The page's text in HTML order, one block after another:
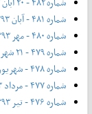
شماره ۴۸۱ - آبان ۱۳۹۳
شماره ۴۸۰ - مهر ۱۳۹۳
شماره ۴۷۹ - ۲۱ شهریور ۱۳۹۳
شماره ۴۷۸ - شهریور ۱۳۹۳
شماره ۴۷۷ - مرداد ۱۳۹۳
شماره ۴۷۶ - تیر ۱۳۹۳